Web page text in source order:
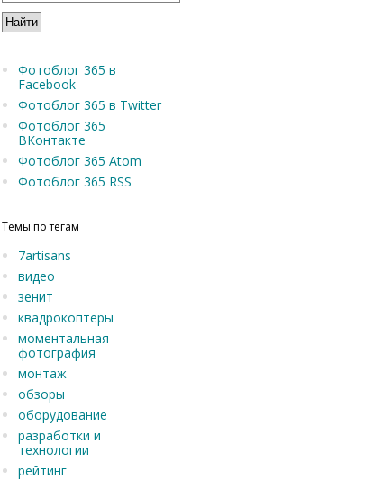
Фотоблог 365 в
Facebook
Фотоблог 365 в Twitter
Фотоблог 365
ВКонтакте
Фотоблог 365 Atom
Фотоблог 365 RSS
Темы по тегам
7artisans
видео
зенит
квадрокоптеры
моментальная
фотография
монтаж
обзоры
оборудование
разработки и
технологии
рейтинг